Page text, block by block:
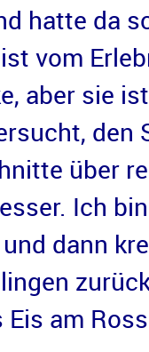
hatte da
vom
aber sie
über
Ich
dann
Eis am